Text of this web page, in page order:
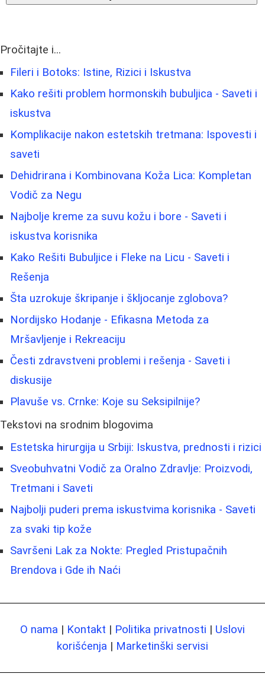
Pročitajte i...
Fileri i Botoks: Istine, Rizici i Iskustva
Kako rešiti problem hormonskih bubuljica - Saveti i
iskustva
Komplikacije nakon estetskih tretmana: Ispovesti i
saveti
Dehidrirana i Kombinovana Koža Lica: Kompletan
Vodič za Negu
Najbolje kreme za suvu kožu i bore - Saveti i
iskustva korisnika
Kako Rešiti Bubuljice i Fleke na Licu - Saveti i
Rešenja
Šta uzrokuje škripanje i škljocanje zglobova?
Nordijsko Hodanje - Efikasna Metoda za
Mršavljenje i Rekreaciju
Česti zdravstveni problemi i rešenja - Saveti i
diskusije
Plavuše vs. Crnke: Koje su Seksipilnije?
Tekstovi na srodnim blogovima
Estetska hirurgija u Srbiji: Iskustva, prednosti i rizici
Sveobuhvatni Vodič za Oralno Zdravlje: Proizvodi,
Tretmani i Saveti
Najbolji puderi prema iskustvima korisnika - Saveti
za svaki tip kože
Savršeni Lak za Nokte: Pregled Pristupačnih
Brendova i Gde ih Naći
O nama | Kontakt | Politika privatnosti | Uslovi
korišćenja | Marketinški servisi